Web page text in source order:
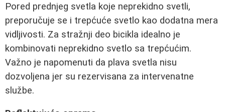
Pored prednjeg svetla koje neprekidno svetli,
preporučuje se i trepćuće svetlo kao dodatna mera
vidljivosti. Za stražnji deo bicikla idealno je
kombinovati neprekidno svetlo sa trepćućim.
Važno je napomenuti da plava svetla nisu
dozvoljena jer su rezervisana za intervenatne
službe.